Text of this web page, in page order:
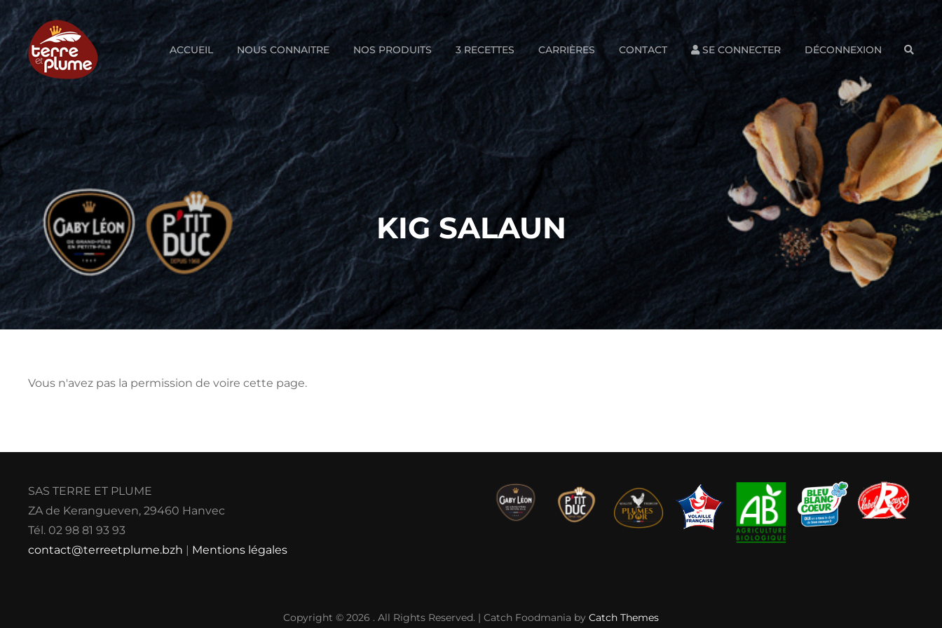
Skip
to
content
ACCUEIL NOUS CONNAITRE NOS PRODUITS 3 RECETTES CARRIÈRES CONTACT SE CONNECTER DÉCONNEXION
KIG SALAUN
Vous n'avez pas la permission de voire cette page.
SAS TERRE ET PLUME
ZA de Kerangueven, 29460 Hanvec
Tél. 02 98 81 93 93
contact@terreetplume.bzh | Mentions légales
Copyright © 2026 . All Rights Reserved. | Catch Foodmania by Catch Themes